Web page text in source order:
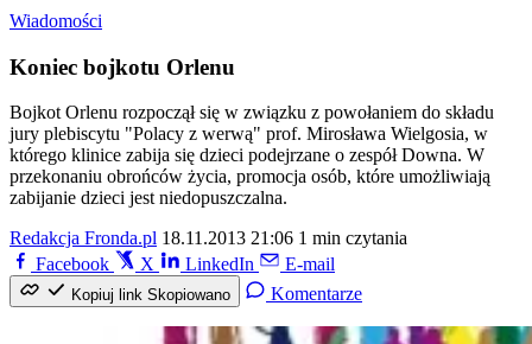
Wiadomości
Koniec bojkotu Orlenu
Bojkot Orlenu rozpoczął się w związku z powołaniem do składu
jury plebiscytu "Polacy z werwą" prof. Mirosława Wielgosia, w
którego klinice zabija się dzieci podejrzane o zespół Downa. W
przekonaniu obrońców życia, promocja osób, które umożliwiają
zabijanie dzieci jest niedopuszczalna.
Redakcja Fronda.pl 18.11.2013 21:06 1 min czytania
Facebook
X LinkedIn E-mail
Kopiuj link Skopiowano Komentarze